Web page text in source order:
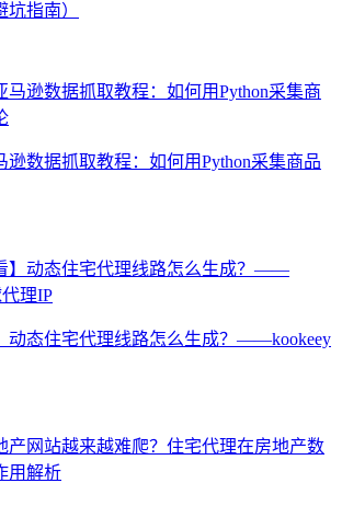
指南）
逊数据抓取教程：如何用Python采集商品
动态住宅代理线路怎么生成？——kookeey